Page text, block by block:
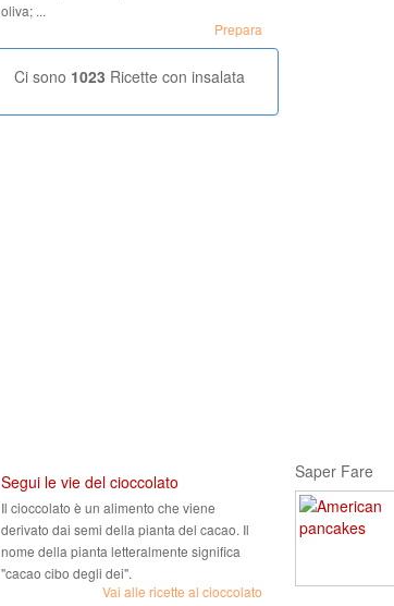
oliva; ...
Prepara
Ci sono 1023 Ricette con insalata
Segui le vie del cioccolato
Il cioccolato è un alimento che viene
derivato dai semi della pianta del cacao. Il
nome della pianta letteralmente significa
"cacao cibo degli dei".
Vai alle ricette al cioccolato
Saper Fare